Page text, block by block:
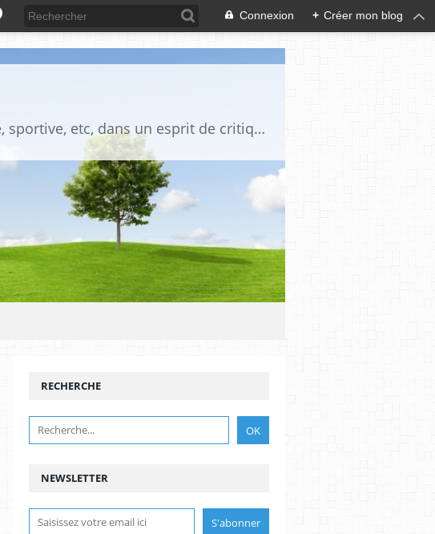
Connexion + Créer mon blog
Blog destiné à commenter l'actualité, politique, économique, culturelle, sportive, etc, dans un esprit de critique philosophique, d'esprit chrétien et français.La collaboration des lecteurs est souhaitée, de même que la courtoisie, et l'esprit de tolérance.
NEWSLETTER
RECHERCHE